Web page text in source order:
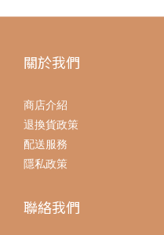
關於我們
商店介紹
退換貨政策
配送服務
隱私政策
聯絡我們